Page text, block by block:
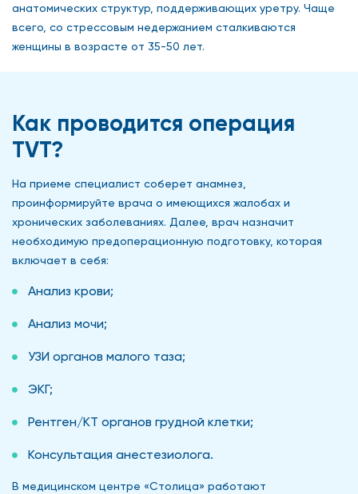
анатомических структур, поддерживающих уретру. Чаще
всего, со стрессовым недержанием сталкиваются
женщины в возрасте от 35-50 лет.
Как проводится операция
TVT?
На приеме специалист соберет анамнез,
проинформируйте врача о имеющихся жалобах и
хронических заболеваниях. Далее, врач назначит
необходимую предоперационную подготовку, которая
включает в себя:
Анализ крови;
Анализ мочи;
УЗИ органов малого таза;
ЭКГ;
Рентген/КТ органов грудной клетки;
Консультация анестезиолога.
В медицинском центре «Столица» работают